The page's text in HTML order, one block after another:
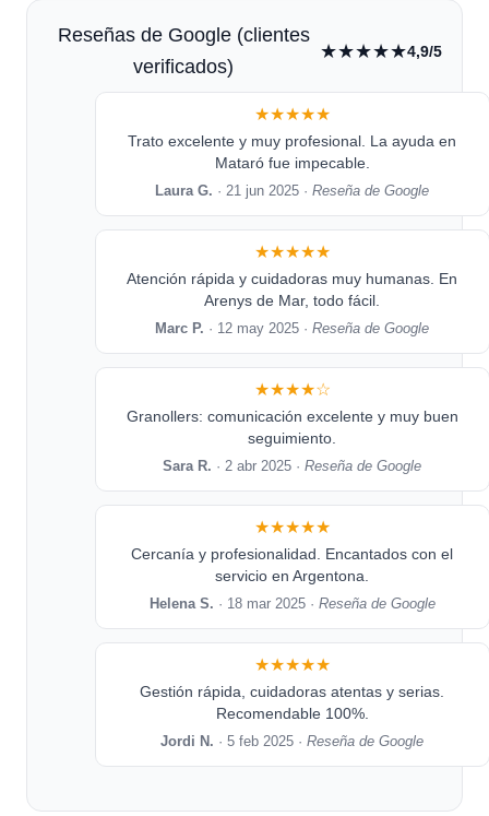
Reseñas de Google (clientes
verificados)
★★★★★4,9/5
★★★★★
Trato excelente y muy profesional. La ayuda en
Mataró fue impecable.
Laura G. · 21 jun 2025 ·Reseña de Google
★★★★★
Atención rápida y cuidadoras muy humanas. En
Arenys de Mar, todo fácil.
Marc P. · 12 may 2025 ·Reseña de Google
★★★★☆
Granollers: comunicación excelente y muy buen
seguimiento.
Sara R. · 2 abr 2025 ·Reseña de Google
★★★★★
Cercanía y profesionalidad. Encantados con el
servicio en Argentona.
Helena S. · 18 mar 2025 · Reseña de Google
★★★★★
Gestión rápida, cuidadoras atentas y serias.
Recomendable 100%.
Jordi N. · 5 feb 2025 ·Reseña de Google